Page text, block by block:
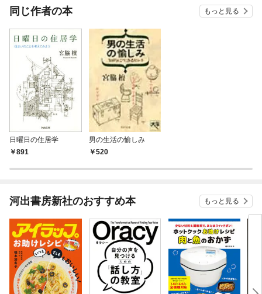
同じ作者の本 もっと見る
日曜日の住居学
891
男の生活の愉しみ
520
河出書房新社のおすすめ本 もっと見る